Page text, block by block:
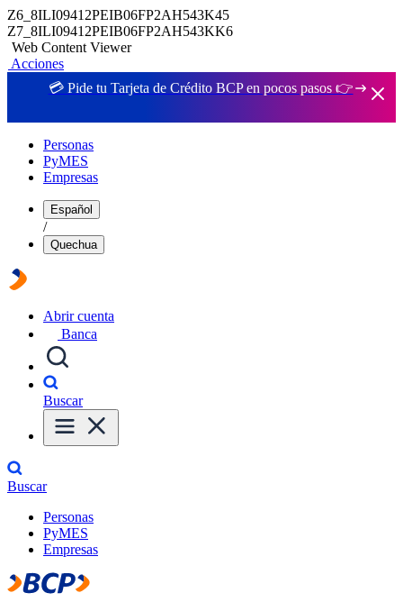
Z6_8ILI09412PEIB06FP2AH543K45
Z7_8ILI09412PEIB06FP2AH543KK6
Web Content Viewer
Acciones
💳 Pide tu Tarjeta de Crédito BCP en pocos pasos 👉
Personas
PyMES
Empresas
Español
/
Quechua
Abrir cuenta
Banca
Buscar
Buscar
Personas
PyMES
Empresas